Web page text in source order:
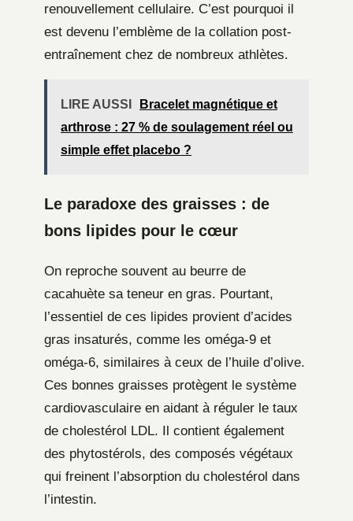
renouvellement cellulaire. C’est pourquoi il
est devenu l’emblème de la collation post-
entraînement chez de nombreux athlètes.
LIRE AUSSI
Bracelet magnétique et
arthrose : 27 % de soulagement réel ou
simple effet placebo ?
Le paradoxe des graisses : de
bons lipides pour le cœur
On reproche souvent au beurre de
cacahuète sa teneur en gras. Pourtant,
l’essentiel de ces lipides provient d’acides
gras insaturés, comme les oméga-9 et
oméga-6, similaires à ceux de l’huile d’olive.
Ces bonnes graisses protègent le système
cardiovasculaire en aidant à réguler le taux
de cholestérol LDL. Il contient également
des phytostérols, des composés végétaux
qui freinent l’absorption du cholestérol dans
l’intestin.